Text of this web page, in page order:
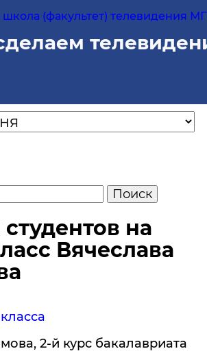
(факультет) телевидения
на
Вячеслава
2-й курс бакалавриата